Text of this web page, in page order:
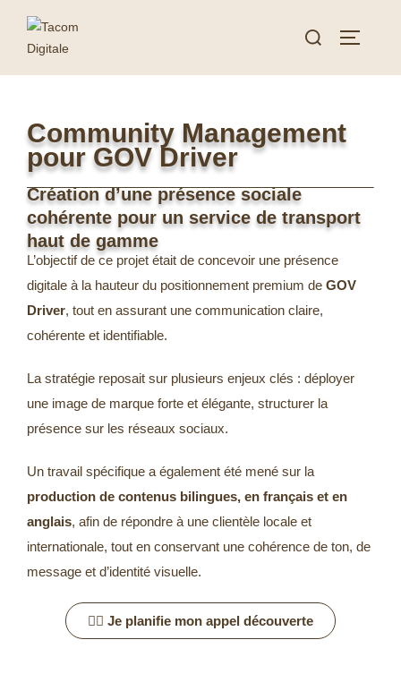
Community Management
pour GOV Driver
Création d’une présence sociale
cohérente pour un service de transport
haut de gamme
L’objectif de ce projet était de concevoir une présence
digitale à la hauteur du positionnement premium de GOV
Driver, tout en assurant une communication claire,
cohérente et identifiable.
La stratégie reposait sur plusieurs enjeux clés : déployer
une image de marque forte et élégante, structurer la
présence sur les réseaux sociaux.
Un travail spécifique a également été mené sur la
production de contenus bilingues, en français et en
anglais, afin de répondre à une clientèle locale et
internationale, tout en conservant une cohérence de ton, de
message et d’identité visuelle.
👉🏻 Je planifie mon appel découverte